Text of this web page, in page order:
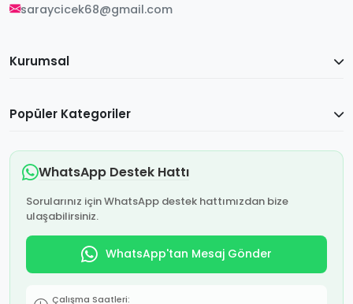
saraycicek68@gmail.com
Kurumsal
Popüler Kategoriler
WhatsApp Destek Hattı
Sorularınız için WhatsApp destek hattımızdan bize
ulaşabilirsiniz.
WhatsApp'tan Mesaj Gönder
Çalışma Saatleri: